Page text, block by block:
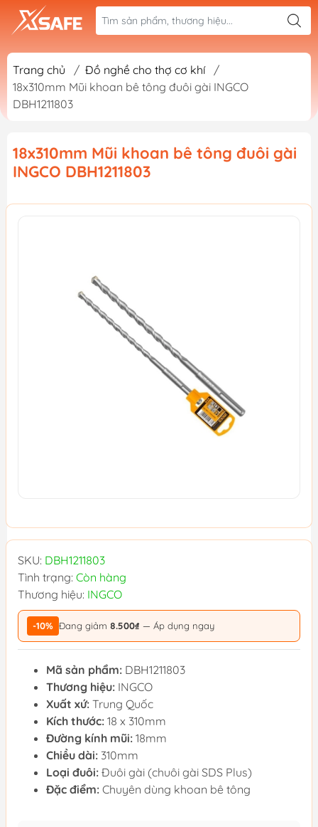
Trang chủ / Đồ nghề cho thợ cơ khí
/
18x310mm Mũi khoan bê tông đuôi gài INGCO
DBH1211803
18x310mm Mũi khoan bê tông đuôi gài
INGCO DBH1211803
SKU: DBH1211803
Tình trạng: Còn hàng
Thương hiệu: INGCO
-10% Đang giảm 8.500₫ — Áp dụng ngay
Mã sản phẩm: DBH1211803
Thương hiệu: INGCO
Xuất xứ: Trung Quốc
Kích thước: 18 x 310mm
Đường kính mũi: 18mm
Chiều dài: 310mm
Loại đuôi: Đuôi gài (chuôi gài SDS Plus)
Đặc điểm: Chuyên dùng khoan bê tông